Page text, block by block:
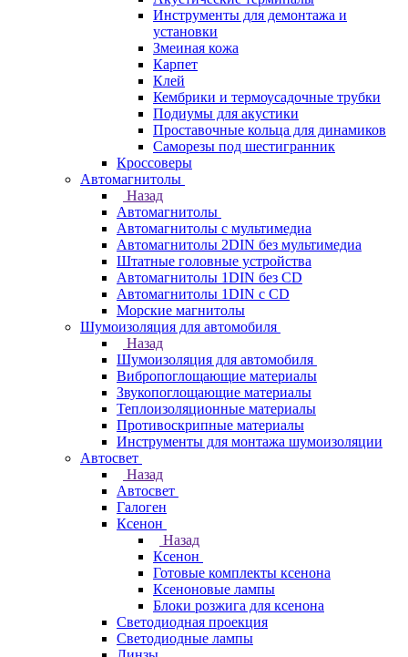
Инструменты для демонтажа и
установки
Змеиная кожа
Карпет
Клей
Кембрики и термоусадочные трубки
Подиумы для акустики
Проставочные кольца для динамиков
Саморезы под шестигранник
Кроссоверы
Автомагнитолы
Назад
Автомагнитолы
Автомагнитолы с мультимедиа
Автомагнитолы 2DIN без мультимедиа
Штатные головные устройства
Автомагнитолы 1DIN без CD
Автомагнитолы 1DIN с CD
Морские магнитолы
Шумоизоляция для автомобиля
Назад
Шумоизоляция для автомобиля
Вибропоглощающие материалы
Звукопоглощающие материалы
Теплоизоляционные материалы
Противоскрипные материалы
Инструменты для монтажа шумоизоляции
Автосвет
Назад
Автосвет
Галоген
Ксенон
Назад
Ксенон
Готовые комплекты ксенона
Ксеноновые лампы
Блоки розжига для ксенона
Светодиодная проекция
Светодиодные лампы